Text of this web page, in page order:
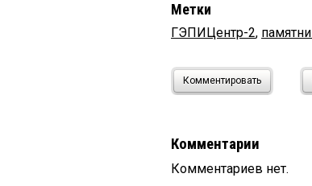
Метки
ГЭПИЦентр-2,
Комментировать
Комментарии
Комментариев нет.